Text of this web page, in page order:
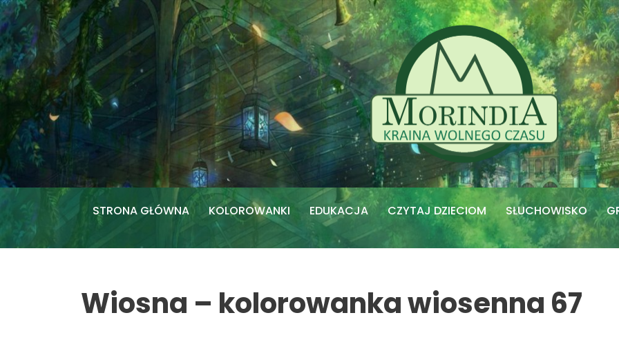
Przejdź
do
treści
STRONA GŁÓWNA KOLOROWANKI EDUKACJA CZYTAJ DZIECIOM SŁUCHOWISKO
Wiosna – kolorowanka wiosenna 67